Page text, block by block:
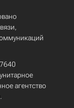
агентство